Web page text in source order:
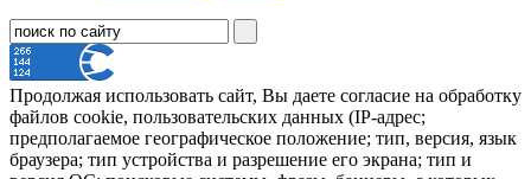
Продолжая использовать сайт, Вы даете согласие на обработку
файлов cookie, пользовательских данных (IP-адрес;
предполагаемое географическое положение; тип, версия, язык
браузера; тип устройства и разрешение его экрана; тип и